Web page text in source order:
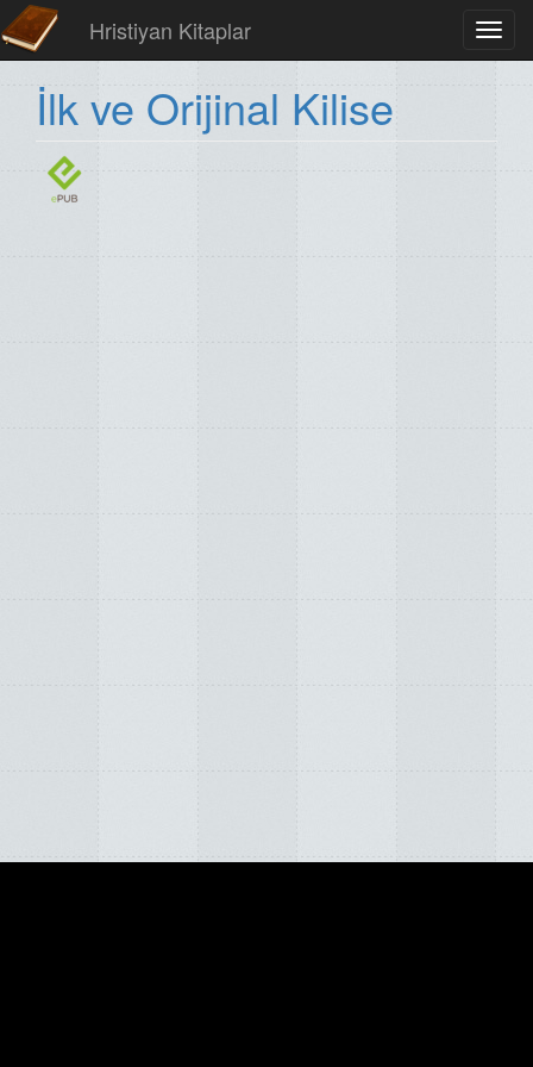
Hristiyan Kitaplar
İlk ve Orijinal Kilise